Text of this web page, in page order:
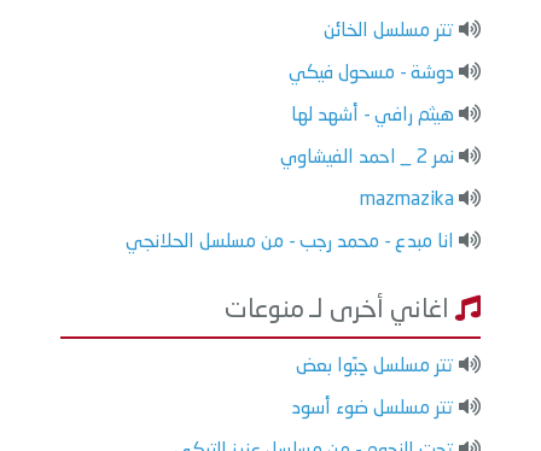
تتر مسلسل الخائن
دوشة - مسحول فيكي
هيثم رافي - أشهد لها
نمر 2 _ احمد الفيشاوي
mazmazika
انا مبدع - محمد رجب - من مسلسل الحلانجي
اغاني أخرى لـ منوعات
تتر مسلسل حِبّوا بعض
تتر مسلسل ضوء أسود